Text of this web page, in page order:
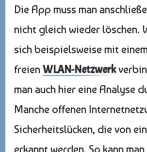
Die App muss man
nicht gleich wieder löschen.
sich beispielsweise mit
freien WLAN-Netzwerk
man auch hier eine Analyse
Manche offenen
Sicherheitslücken, die von
erkannt werden. So kann